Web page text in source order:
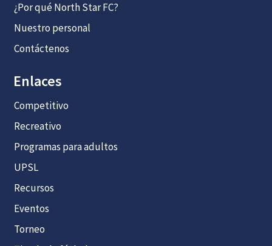
¿Por qué North Star FC?
Nuestro personal
Contáctenos
Enlaces
Competitivo
Recreativo
Programas para adultos
UPSL
Recursos
Eventos
Torneo